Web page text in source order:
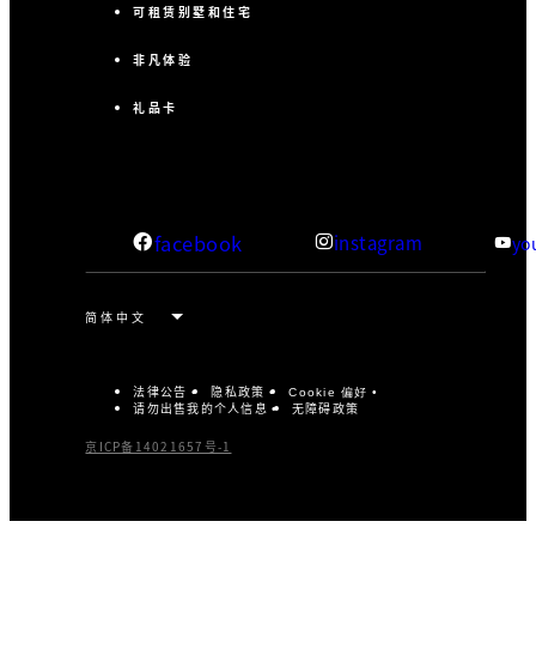
可租赁别墅和住宅
非凡体验
礼品卡
facebook instagram
法律公告 隐私政策 Cookie 偏好
请勿出售我的个人信息 无障碍政策
京ICP备14021657号-1